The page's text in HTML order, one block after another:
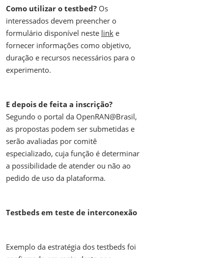
Como utilizar o testbed? Os
interessados devem preencher o
formulário disponível neste link e
fornecer informações como objetivo,
duração e recursos necessários para o
experimento.
E depois de feita a inscrição?
Segundo o portal da OpenRAN@Brasil,
as propostas podem ser submetidas e
serão avaliadas por comitê
especializado, cuja função é determinar
a possibilidade de atender ou não ao
pedido de uso da plataforma.
Testbeds em teste de interconexão
Exemplo da estratégia dos testbeds foi